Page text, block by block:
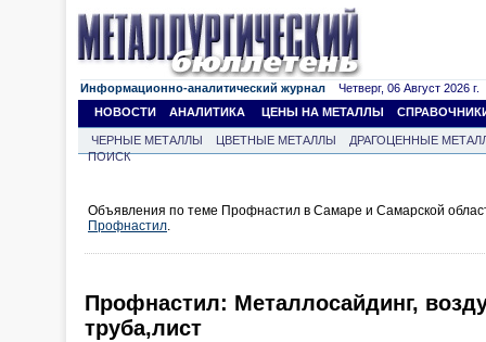
Информационно-аналитический журнал Четверг, 06 Август 2026 г.
НОВОСТИ
АНАЛИТИКА ЦЕНЫ НА МЕТАЛЛЫ
ЧЕРНЫЕ МЕТАЛЛЫ ЦВЕТНЫЕ МЕТАЛЛЫ
ДРАГОЦЕННЫЕ
ПОИСК
Объявления по теме Профнастил в Самаре и Самарской
Профнастил.
Профнастил: Металлосайдинг,
труба,лист